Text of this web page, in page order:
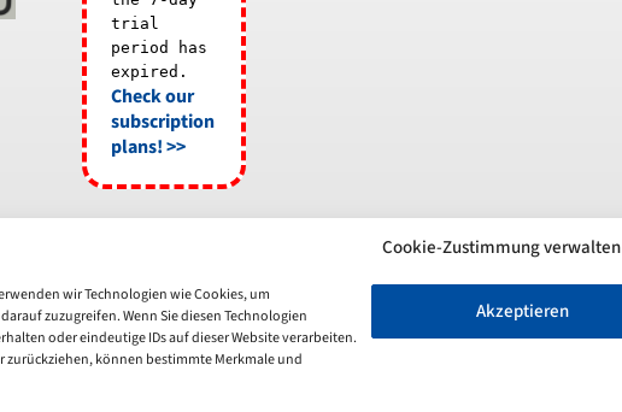
Cookie-Zustimmung verwalten
wir Technologien wie Cookies, um
zuzugreifen. Wenn Sie diesen Technologien
oder eindeutige IDs auf dieser Website verarbeiten.
zurückziehen, können bestimmte Merkmale und
Akzeptieren
trial
period has
expired.
Check our
subscription
plans! >>